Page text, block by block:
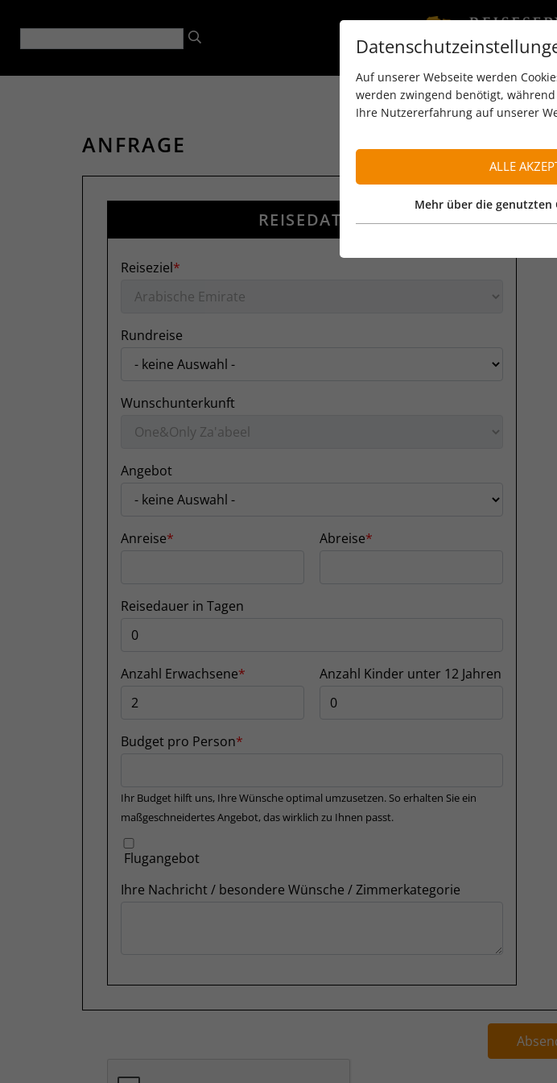
ANFRAGE
REISEDATEN
Reiseziel
Rundreise
Wunschunterkunft
Angebot
Anreise Abreise
Reisedauer in Tagen
Anzahl Erwachsene Anzahl Kinder unter 12 Jahren
Budget pro Person
Ihr Budget hilft uns, Ihre Wünsche optimal umzusetzen. So erhalten Sie ein
maßgeschneidertes Angebot, das wirklich zu Ihnen passt.
Flugangebot
Ihre Nachricht / besondere Wünsche / Zimmerkategorie
Auf unserer Webseite werden
werden zwingend benötigt,
Ihre Nutzererfahrung auf unserer
ALLE
Mehr über die genutzten